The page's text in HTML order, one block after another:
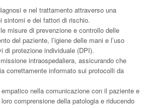
e nel trattamento attraverso una
sintomi e dei fattori di rischio.
misure di prevenzione e controllo delle
del paziente, l’igiene delle mani e l’uso
di protezione individuale (DPI).
intraospedaliera, assicurando che
correttamente informato sui protocolli da
nella comunicazione con il paziente e
comprensione della patologia e riducendo